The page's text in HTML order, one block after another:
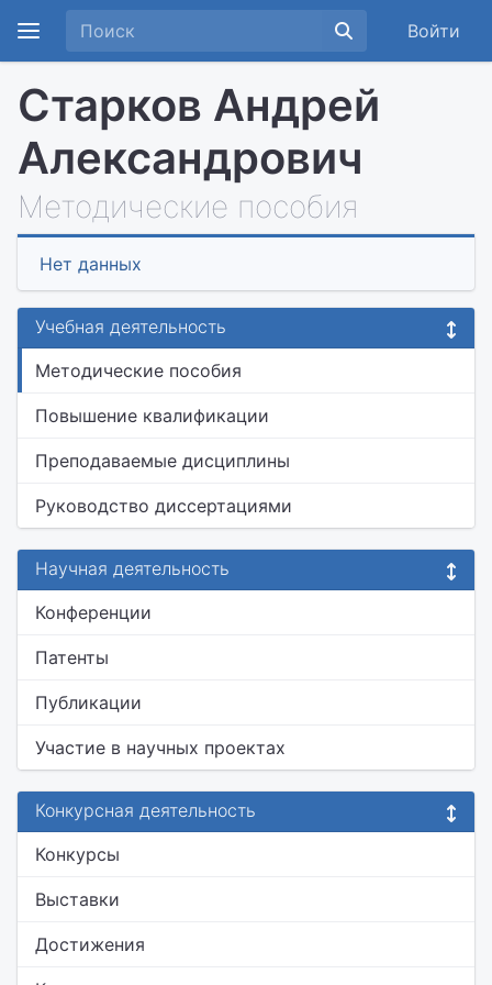
Войти
Старков Андрей
Александрович
Методические пособия
Нет данных
Учебная деятельность
Методические пособия
Повышение квалификации
Преподаваемые дисциплины
Руководство диссертациями
Научная деятельность
Конференции
Патенты
Публикации
Участие в научных проектах
Конкурсная деятельность
Конкурсы
Выставки
Достижения